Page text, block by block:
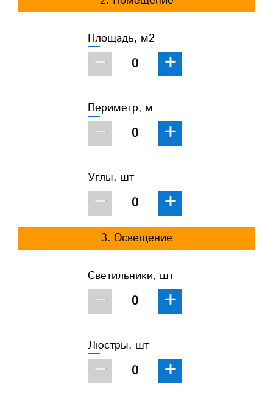
Площадь, м2
− +
Периметр, м
− +
Углы, шт
− +
3. Освещение
Светильники, шт
− +
Люстры, шт
− +